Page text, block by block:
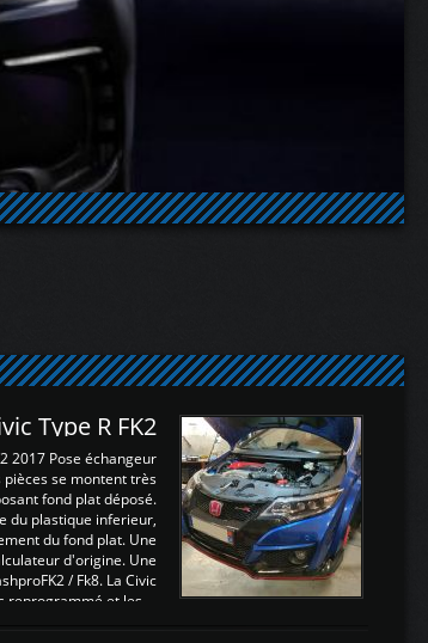
Type R FK2
2017 Pose échangeur
se montent très
fond plat déposé.
du plastique inferieur,
du fond plat. Une
d'origine. Une
/ Fk8. La Civic
et les ...